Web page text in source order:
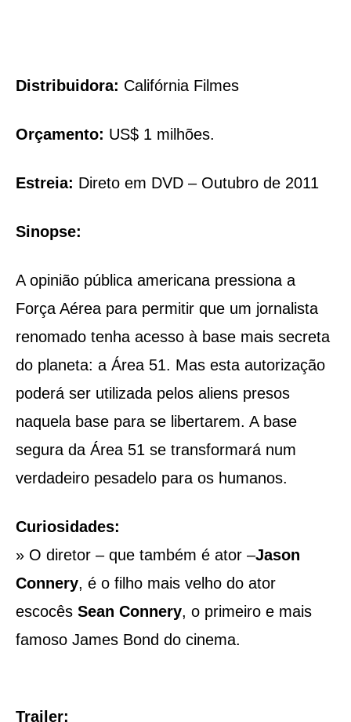
Distribuidora: Califórnia Filmes
Orçamento: US$ 1 milhões.
Estreia: Direto em DVD – Outubro de 2011
Sinopse:
A opinião pública americana pressiona a
Força Aérea para permitir que um jornalista
renomado tenha acesso à base mais secreta
do planeta: a Área 51. Mas esta autorização
poderá ser utilizada pelos aliens presos
naquela base para se libertarem. A base
segura da Área 51 se transformará num
verdadeiro pesadelo para os humanos.
Curiosidades:
» O diretor – que também é ator –Jason
Connery, é o filho mais velho do ator
escocês Sean Connery, o primeiro e mais
famoso James Bond do cinema.
Trailer: